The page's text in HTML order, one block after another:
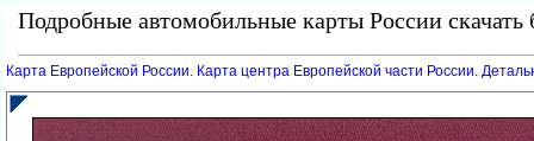
Подробные автомобильные карты России
Карта Европейской России. Карта центра Европейской части России.